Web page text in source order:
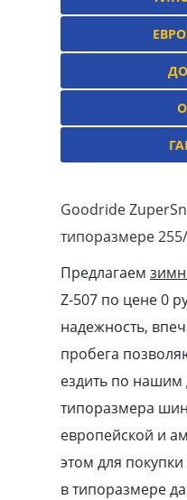
Goodride
типоразмере
Предлагаем
Z-507 по цене 0
надежность,
пробега
ездить по нашим
типоразмера
европейской и
этом для
в типоразмере